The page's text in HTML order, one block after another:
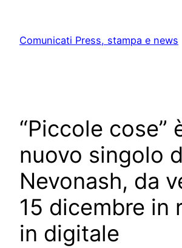
content
Comunicati Press, stampa e news
“Piccole cose”
nuovo singolo
Nevonash, da
15 dicembre in
in digitale